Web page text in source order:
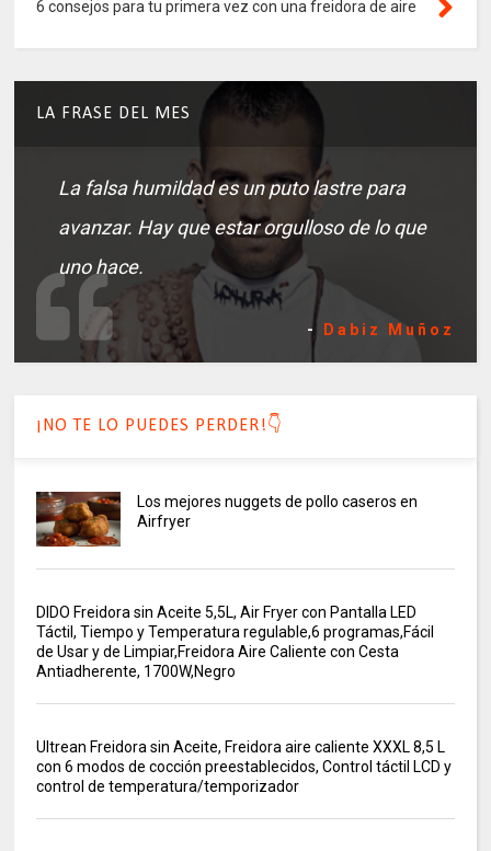
6 consejos para tu primera vez con una freidora de aire
LA FRASE DEL MES
La falsa humildad es un puto lastre para
avanzar. Hay que estar orgulloso de lo que
uno hace.
- Dabiz Muñoz
¡NO TE LO PUEDES PERDER!👇
Los mejores nuggets de pollo caseros en
Airfryer
DIDO Freidora sin Aceite 5,5L, Air Fryer con Pantalla LED
Táctil, Tiempo y Temperatura regulable,6 programas,Fácil
de Usar y de Limpiar,Freidora Aire Caliente con Cesta
Antiadherente, 1700W,Negro
Ultrean Freidora sin Aceite, Freidora aire caliente XXXL 8,5 L
con 6 modos de cocción preestablecidos, Control táctil LCD y
control de temperatura/temporizador